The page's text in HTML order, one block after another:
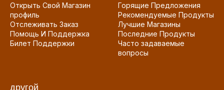
Открыть Свой Магазин
профиль
Отслеживать Заказ
Помощь И Поддержка
Билет Поддержки
Горящие Предложения
Рекомендуемые Продукты
Лучшие Магазины
Последние Продукты
Часто задаваемые
вопросы
другой